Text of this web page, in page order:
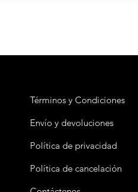
Términos y Condiciones
Envío y devoluciones
Política de privacidad
Política de cancelación